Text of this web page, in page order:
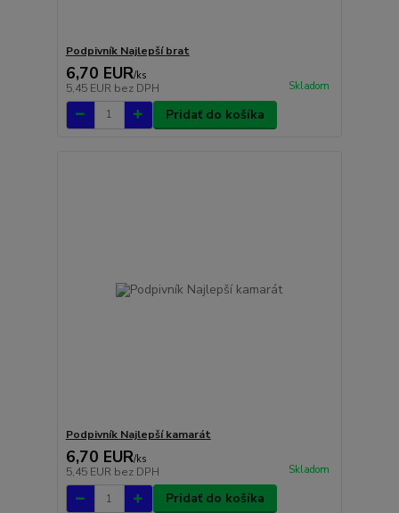
Podpivník Najlepší brat
6,70 EUR/ks
5,45 EUR bez DPH Skladom
Pridať do košíka
Podpivník Najlepší kamarát
6,70 EUR/ks
5,45 EUR bez DPH Skladom
Pridať do košíka